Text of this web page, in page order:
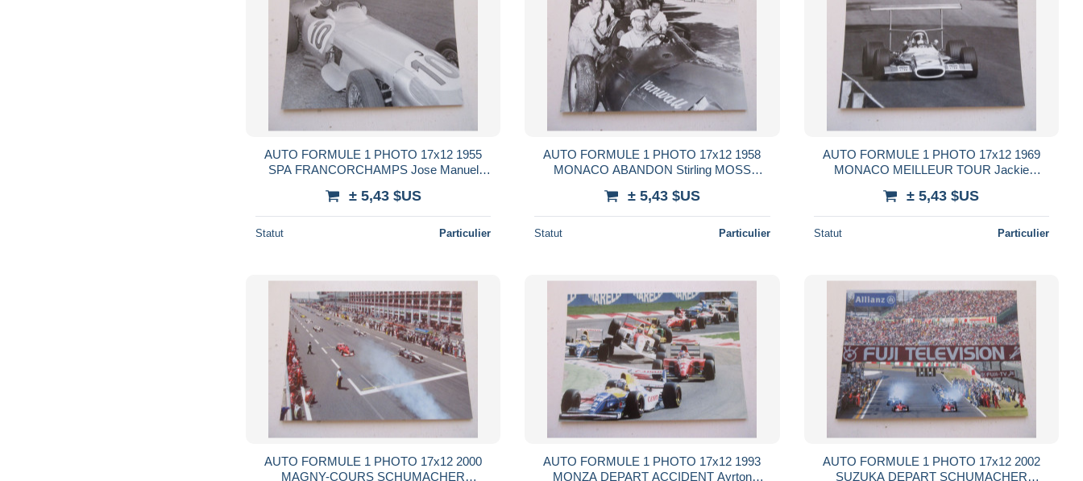
AUTO FORMULE 1 PHOTO 17x12 1955
SPA FRANCORCHAMPS Jose Manuel
± 5,43 $US
Statut Particulier
AUTO FORMULE 1 PHOTO 17x12 1958
MONACO ABANDON Stirling MOSS
± 5,43 $US
Statut Particulier
AUTO FORMULE 1 PHOTO 17x12 1969
MONACO MEILLEUR TOUR Jackie
± 5,43 $US
Statut Particulier
AUTO FORMULE 1 PHOTO 17x12 2000
MAGNY-COURS SCHUMACHER
AUTO FORMULE 1 PHOTO 17x12 1993
MONZA DEPART ACCIDENT Ayrton
AUTO FORMULE 1 PHOTO 17x12 2002
SUZUKA DEPART SCHUMACHER